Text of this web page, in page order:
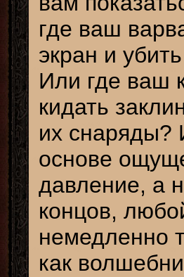
где ваш
экран и
Или где ваш
кидать
их снаряды?
основе
давление, а
концов,
немедленно
как